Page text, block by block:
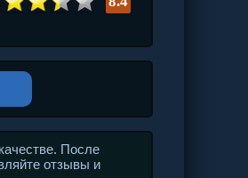
После
отзывы и